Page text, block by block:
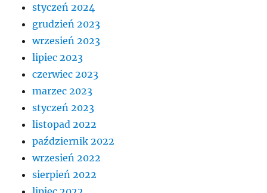
styczeń 2024
grudzień 2023
wrzesień 2023
lipiec 2023
czerwiec 2023
marzec 2023
styczeń 2023
listopad 2022
październik 2022
wrzesień 2022
sierpień 2022